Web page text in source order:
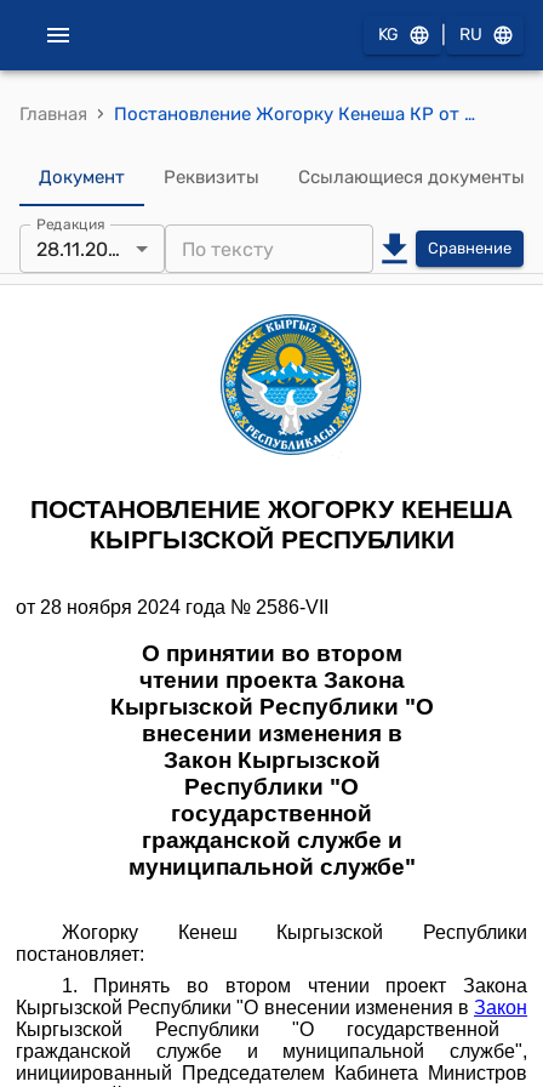
KG RU
Главная › Постановление Жогорку Кенеша КР от 28 ноября 2024 года № 2586-VII "О принятии во втором чтении проекта Закона Кыргызской Республики "О внесении изменения в Закон Кыргызской Республики "О государственной гражданской службе и муниципальной службе"
Документ Реквизиты Ссылающиеся документы
Редакция
28.11.2024 Сравнение